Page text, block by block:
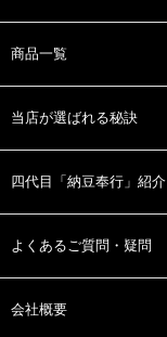
商品一覧
当店が選ばれる秘訣
四代目「納豆奉行」紹介
よくあるご質問・疑問
会社概要